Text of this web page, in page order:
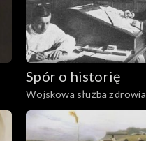
Spór o historię
Wojskowa służba zdrowia